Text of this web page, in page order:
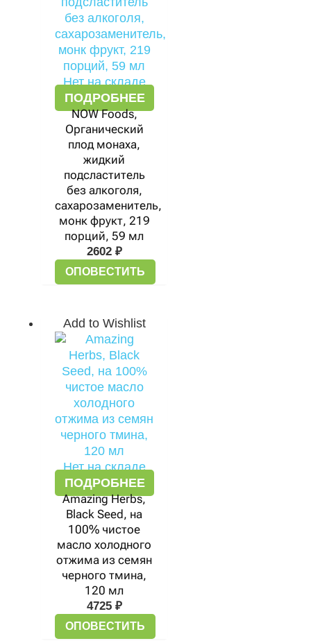
Нет на складе
ПОДРОБНЕЕ
NOW Foods,
Органический
плод монаха,
жидкий
подсластитель
без алкоголя,
сахарозаменитель,
монк фрукт, 219
порций, 59 мл
2602 ₽
ОПОВЕСТИТЬ
Add to Wishlist
Нет на складе
ПОДРОБНЕЕ
Amazing Herbs,
Black Seed, на
100% чистое
масло холодного
отжима из семян
черного тмина,
120 мл
4725 ₽
ОПОВЕСТИТЬ